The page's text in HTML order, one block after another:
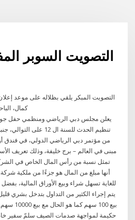
التصويت السوبر
التصويت المبكر يلقي بظلاله على موعد
كمال،
يعلن مجلس دبي الرياضي ومنظمي حفل
تنظيم الحدث للسنة ال
من مؤتمر دبي الرياضي الدولي، في فندق
مبنى في العالم – برج خليفة، وذلك تعريف
تمثل نسبة من رأس المال الخاص في
أنها مبلغ من المال هو جزءًا من ملكية
للغاية تسهل شراء وبيع الأوراق المالية،
يتم إجراء الكثير من التداول بتدخل بشري
بيع 100
حكيمة لمواجهة صدمات الصيف سلمّ سفير